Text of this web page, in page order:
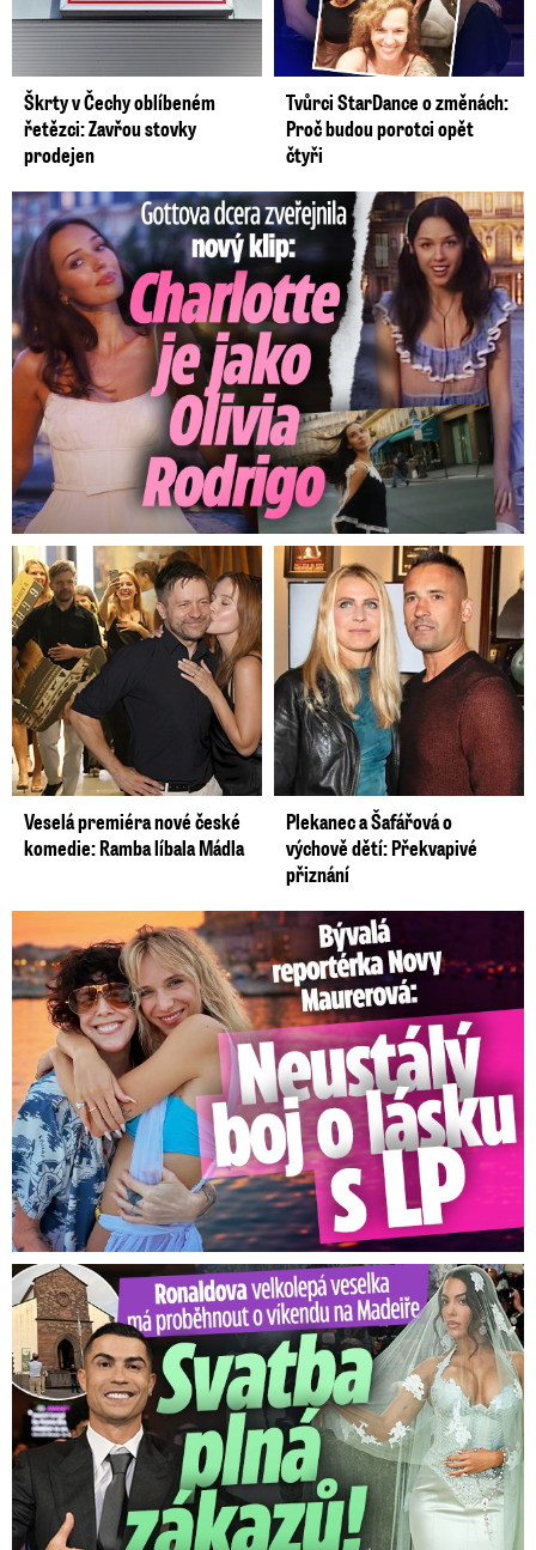
Škrty v Čechy oblíbeném
řetězci: Zavřou stovky
prodejen
Tvůrci StarDance o změnách:
Proč budou porotci opět
čtyři
Gottova dcera zveřejnila nový klip: Je jako Olivie Rodrigo!
Veselá premiéra nové české
komedie: Ramba líbala Mádla
Plekanec a Šafářová o
výchově dětí: Překvapivé
přiznání
Bývalá reportérka Novy Maurerová: Neustálý boj o lásku s ...
Ronaldova velkolepá veselka na Madeiře: Svatba plná zákazů!